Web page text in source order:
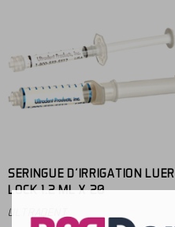
SERINGUE D'IRRIGATION LUER
LOCK 1.2 ML X 20
ULTRADENT